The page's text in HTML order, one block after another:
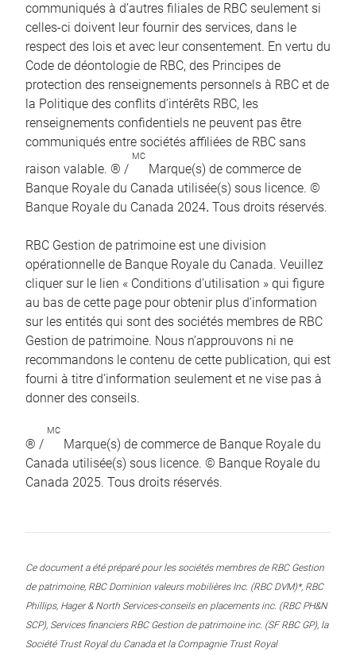
communiqués à d’autres filiales de RBC seulement si
celles-ci doivent leur fournir des services, dans le
respect des lois et avec leur consentement. En vertu du
Code de déontologie de RBC, des Principes de
protection des renseignements personnels à RBC et de
la Politique des conflits d’intérêts RBC, les
renseignements confidentiels ne peuvent pas être
communiqués entre sociétés affiliées de RBC sans
raison valable. ® /
MC
Marque(s) de commerce de
Banque Royale du Canada utilisée(s) sous licence. ©
Banque Royale du Canada 2024. Tous droits réservés.
RBC Gestion de patrimoine est une division
opérationnelle de Banque Royale du Canada. Veuillez
cliquer sur le lien « Conditions d’utilisation » qui figure
au bas de cette page pour obtenir plus d’information
sur les entités qui sont des sociétés membres de RBC
Gestion de patrimoine. Nous n’approuvons ni ne
recommandons le contenu de cette publication, qui est
fourni à titre d’information seulement et ne vise pas à
donner des conseils.
® /
MC
Marque(s) de commerce de Banque Royale du
Canada utilisée(s) sous licence. © Banque Royale du
Canada 2025. Tous droits réservés.
Ce document a été préparé pour les sociétés membres de RBC Gestion
de patrimoine, RBC Dominion valeurs mobilières Inc. (RBC DVM)*, RBC
Phillips, Hager & North Services-conseils en placements inc. (RBC PH&N
SCP), Services financiers RBC Gestion de patrimoine inc. (SF RBC GP), la
Société Trust Royal du Canada et la Compagnie Trust Royal